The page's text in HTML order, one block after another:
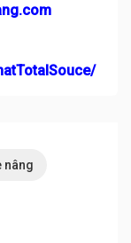
nâng